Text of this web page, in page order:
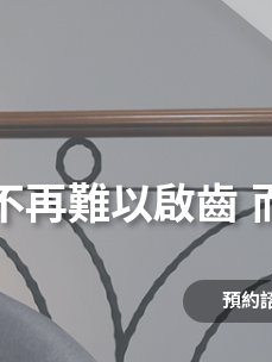
再難以啟齒
預約